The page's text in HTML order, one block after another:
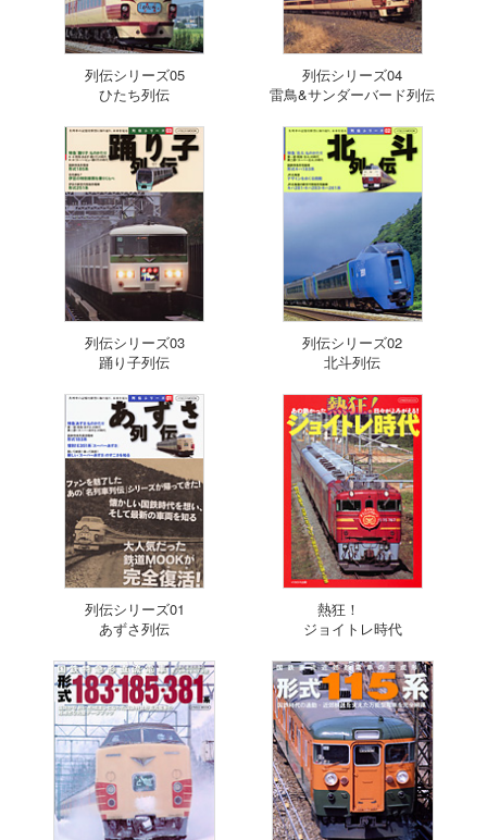
列伝シリーズ05
ひたち列伝
列伝シリーズ04
雷鳥&サンダーバード列伝
列伝シリーズ03
踊り子列伝
列伝シリーズ02
北斗列伝
列伝シリーズ01
あずさ列伝
熱狂！
ジョイトレ時代